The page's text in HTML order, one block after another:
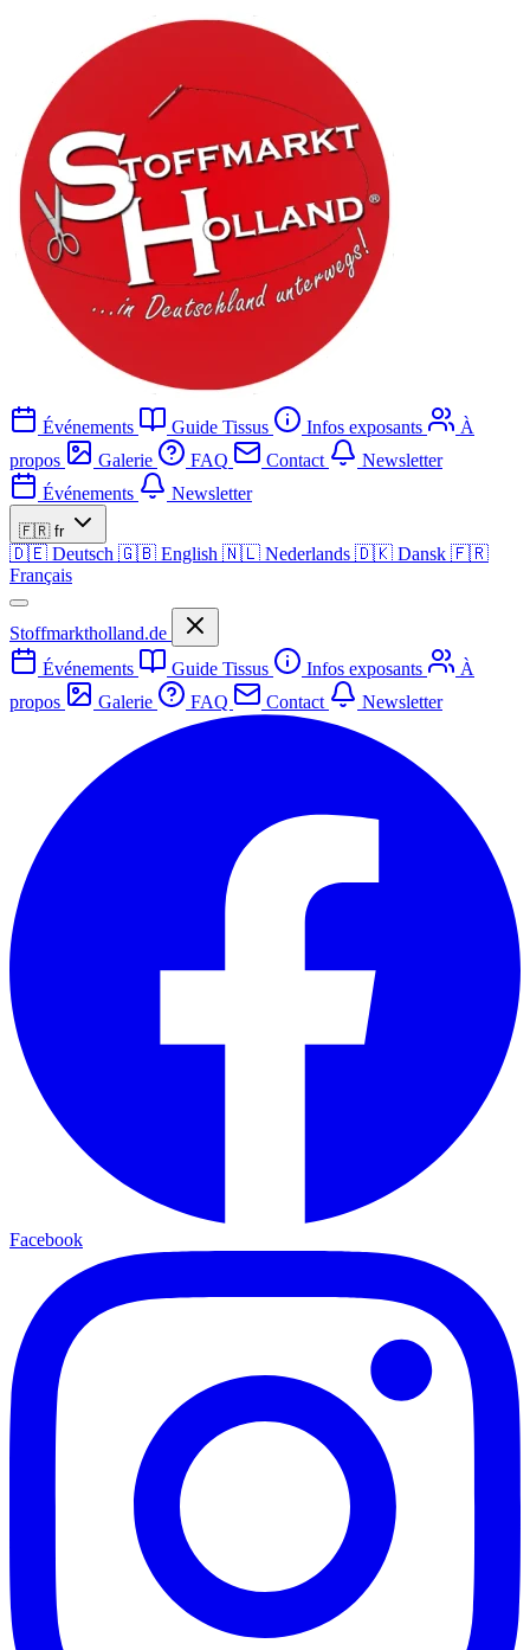
Événements Guide Tissus Infos exposants
À
propos
Galerie FAQ Contact
Newsletter
Événements
Newsletter
🇫🇷 fr
🇩🇪 Deutsch 🇬🇧 English 🇳🇱 Nederlands 🇩🇰 Dansk 🇫🇷
Français
Stoffmarktholland.de
Événements
Guide Tissus Infos exposants
À
propos
Galerie FAQ Contact Newsletter
Facebook